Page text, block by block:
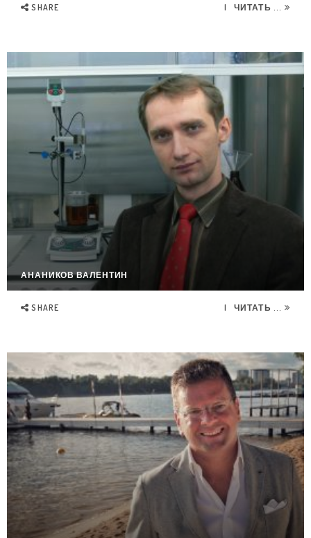
SHARE ЧИТАТЬ ...
АНАНИКОВ ВАЛЕНТИН
SHARE ЧИТАТЬ ...